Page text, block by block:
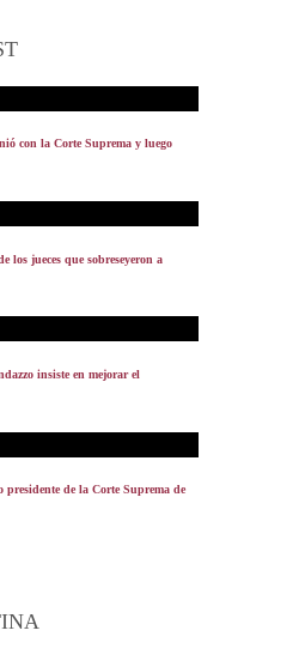
con la Corte Suprema y luego
los jueces que sobreseyeron a
insiste en mejorar el
presidente de la Corte Suprema de